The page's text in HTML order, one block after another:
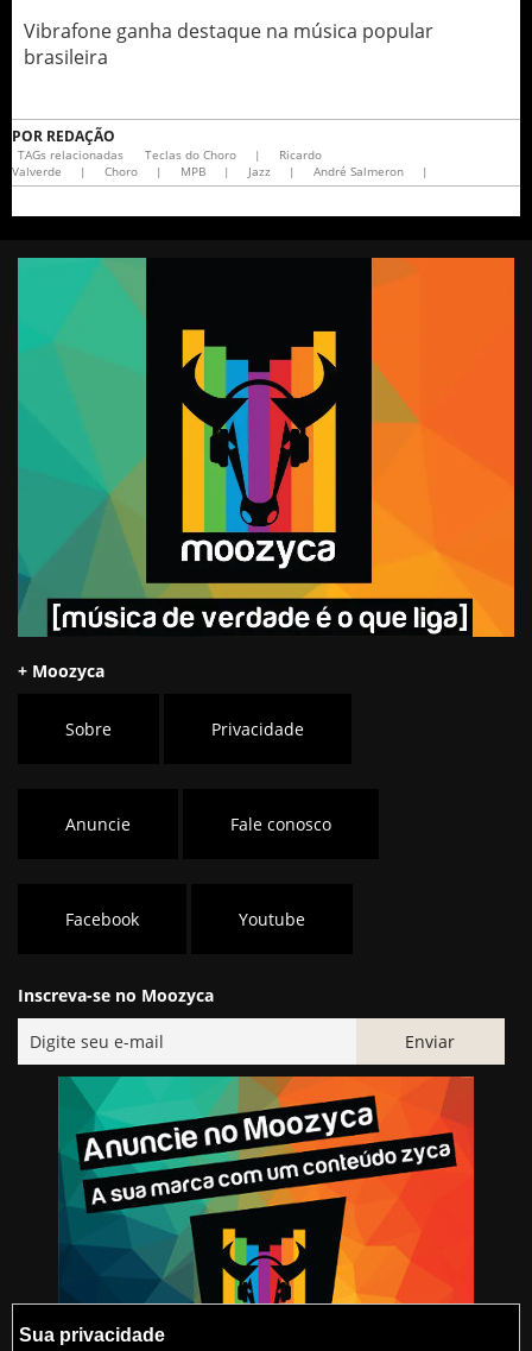
Vibrafone ganha destaque na música popular
brasileira
POR REDAÇÃO
TAGs relacionadas Teclas do Choro |
Ricardo
Valverde
| Choro | MPB | Jazz | André Salmeron |
+ Moozyca
Sobre Privacidade
Anuncie Fale conosco
Facebook Youtube
Inscreva-se no Moozyca
Sua privacidade